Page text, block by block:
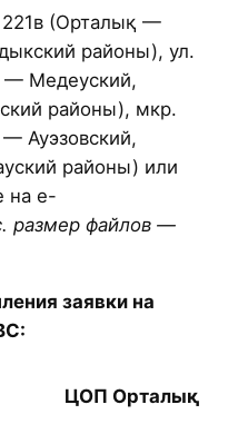
221в (Орталық —
районы), ул.
— Медеуский,
районы), мкр.
Ауэзовский,
районы) или
на e-
размер файлов —
заявки на
ЦОП Орталық